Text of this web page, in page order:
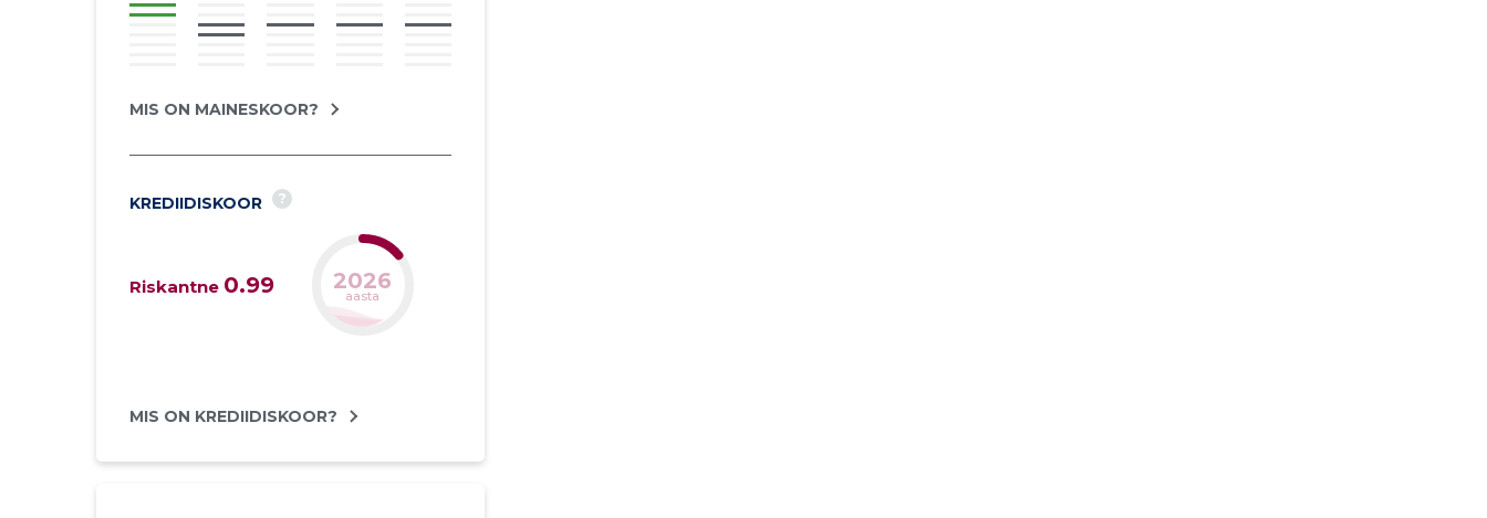
MIS ON MAINESKOOR?
KREDIIDISKOOR ?
Riskantne 0.99 2027
prognoos
MIS ON KREDIIDISKOOR?